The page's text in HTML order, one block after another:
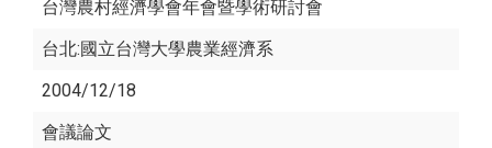
台灣農村經濟學會年會暨學術研討會
台北:國立台灣大學農業經濟系
2004/12/18
會議論文